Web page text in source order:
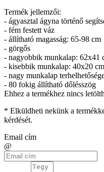
Termék jellemzői:
- ágyasztal ágyna történő
- fém festett váz
- állítható magasság: 65-98 cm
- görgős
- nagyobbik munkalap: 62x41
- kisebbik munkalap: 40x20 cm
- nagy munkalap
- 80 fokig állítható dőlésszög
Ehhez a termékhez nincs
* Elküldheti nekünk a
kérdését.
Email cím
@